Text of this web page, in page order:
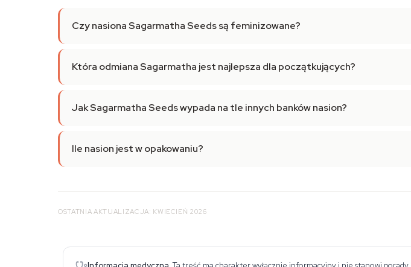
Czy nasiona Sagarmatha Seeds są feminizowane?
Która odmiana Sagarmatha jest najlepsza dla początkujących?
Jak Sagarmatha Seeds wypada na tle innych banków nasion?
Ile nasion jest w opakowaniu?
OSTATNIA AKTUALIZACJA: KWIECIEŃ 2026